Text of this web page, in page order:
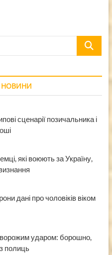
Пошук
НОВИНИ
сценарії позичальника і
які воюють за Україну,
дані про чоловіків віком
ударом: борошно,
полиць